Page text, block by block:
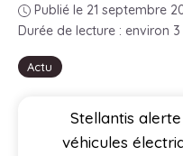
Actu
Publié le 21 septembre
Durée de lecture : environ
Stellantis
véhicules